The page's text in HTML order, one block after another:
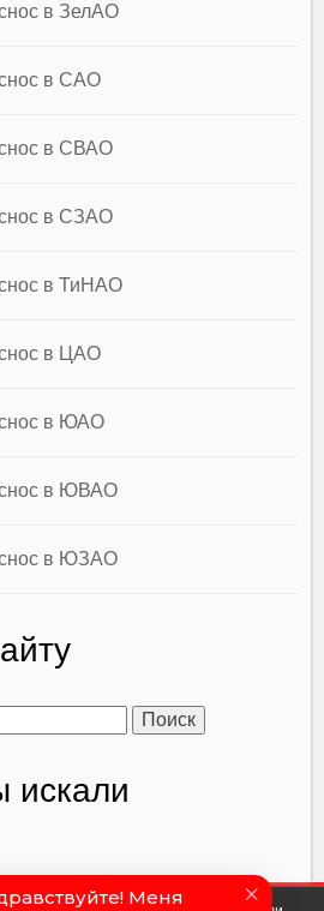
в ЗелАО
в САО
в СВАО
в СЗАО
в ТиНАО
в ЦАО
в ЮАО
в ЮВАО
в ЮЗАО
искали